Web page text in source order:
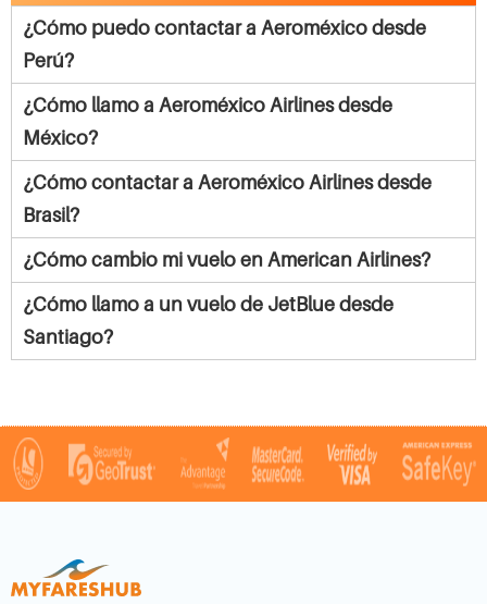
¿Cómo puedo contactar a Aeroméxico desde
Perú?
¿Cómo llamo a Aeroméxico Airlines desde
México?
¿Cómo contactar a Aeroméxico Airlines desde
Brasil?
¿Cómo cambio mi vuelo en American Airlines?
¿Cómo llamo a un vuelo de JetBlue desde
Santiago?